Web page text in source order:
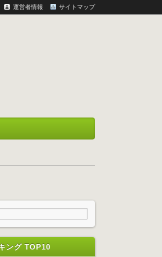
運営者情報 サイトマップ
ング TOP10